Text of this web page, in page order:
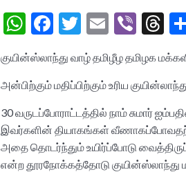
W
h
at
s
A
p
p
F
ac
e
b
o
o
k
T
w
itt
er
E
ai
l
Vi
er
T
hr
ea
ds
குயின்ஸ்லாந்து வாழ் தமிழீழ தமிழக
அன்பிற்கும் மதிப்பிற்கும் உரிய
30 வருடப்போராட்டத்தில் நாம் சுமார்
இவர்களின் தியாகங்கள்
அதை தொடர்ந்தும் உயிர்ப்போடு
என்ற தூரநோக்கத்தோடு குயின்ஸ்லாந்து